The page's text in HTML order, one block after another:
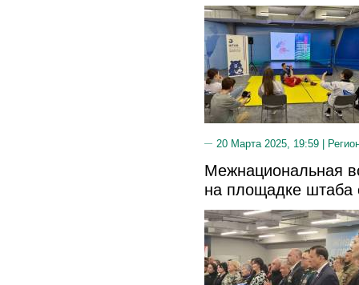
20 Марта 2025, 19:59 |
Межнациональная
на площадке штаба